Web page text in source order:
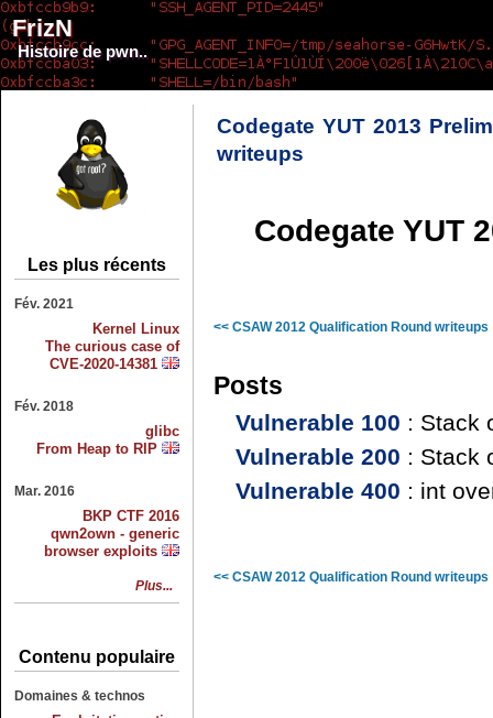
FrizN
Histoire de pwn..
Codegate YUT 2013
writeups
Codegate YUT
<< CSAW 2012 Qualification Round writeups
Posts
Vulnerable 100 : Stack
Vulnerable 200 : Stack
Vulnerable 400 : int
<< CSAW 2012 Qualification Round writeups
Les plus récents
Fév. 2021
Kernel Linux
The curious case of
CVE-2020-14381
Fév. 2018
glibc
From Heap to RIP
Mar. 2016
BKP CTF 2016
qwn2own - generic
browser exploits
Plus...
Contenu populaire
Domaines & technos